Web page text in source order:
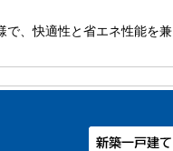
で、快適性と省エネ性能を兼